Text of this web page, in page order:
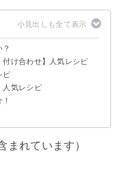
け合わせ】人気レシピ
かか和え
リネ
ラスの和風サラダ
デリ風サラダ
ピ
人気レシピ
オンスープ
夜ご飯
の夜ご飯
まれています）